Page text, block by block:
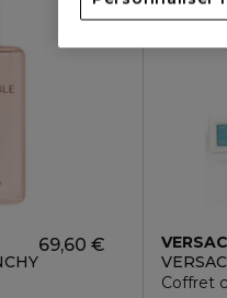
69,60 €
Coffret